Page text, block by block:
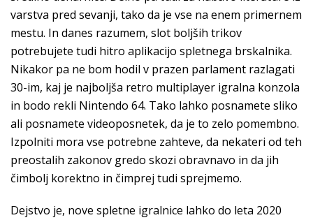
varstva pred sevanji, tako da je vse na enem primernem
mestu. In danes razumem, slot boljših trikov
potrebujete tudi hitro aplikacijo spletnega brskalnika.
Nikakor pa ne bom hodil v prazen parlament razlagati
30-im, kaj je najboljša retro multiplayer igralna konzola
in bodo rekli Nintendo 64. Tako lahko posnamete sliko
ali posnamete videoposnetek, da je to zelo pomembno.
Izpolniti mora vse potrebne zahteve, da nekateri od teh
preostalih zakonov gredo skozi obravnavo in da jih
čimbolj korektno in čimprej tudi sprejmemo.
Dejstvo je, nove spletne igralnice lahko do leta 2020